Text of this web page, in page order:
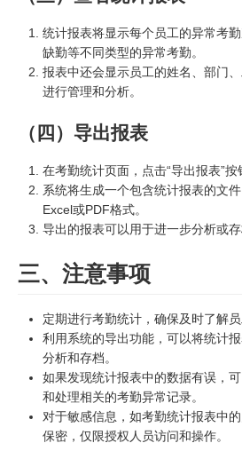
统计报表将显示每个员工的异常考
缺勤等不同类型的异常考勤。
报表中还会显示员工的姓名、部门
进行管理和分析。
（四）导出报表
在考勤统计页面，点击“导出报表”按
系统将生成一个包含统计报表的文
Excel或PDF格式。
导出的报表可以用于进一步分析或存
三、注意事项
定期进行考勤统计，确保及时了解员
利用系统的导出功能，可以将统计
分析和存档。
如果发现统计报表中的数据有误，
和处理相关的考勤异常记录。
对于敏感信息，如考勤统计报表中
保密，仅限授权人员访问和操作。